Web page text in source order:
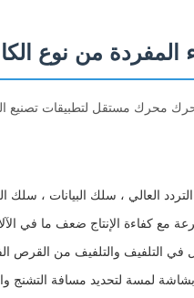
محرك مستقل لتطبيقات تصنيع
العالي ، سلك البيانات ، سلك
مع كفاءة الإنتاج ضعف ما في
في التلفيف والتلفيف من القرص